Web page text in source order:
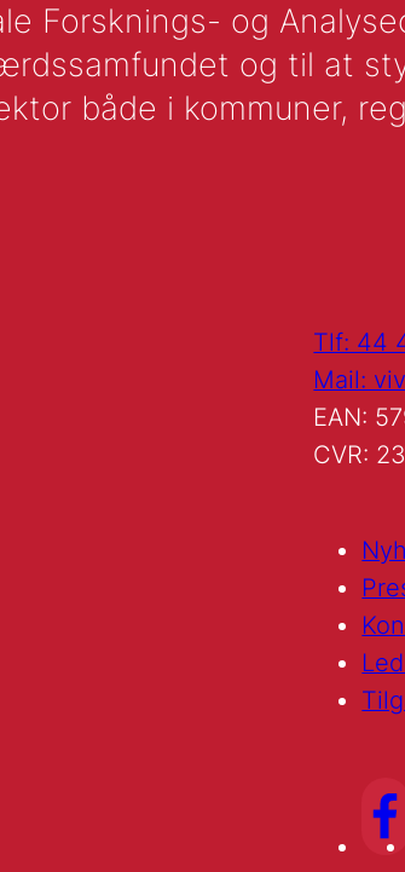
Forsknings- og
og til at
både i kommuner,
Tlf: 44
Mail:
EAN:
CVR: